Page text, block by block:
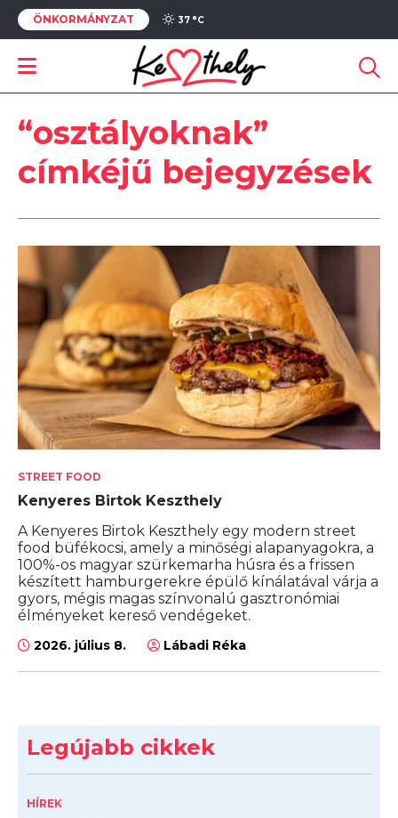
ÖNKORMÁNYZAT 37 °C
“osztályoknak”
címkéjű bejegyzések
STREET FOOD
Kenyeres Birtok Keszthely
A Kenyeres Birtok Keszthely egy modern street
food büfékocsi, amely a minőségi alapanyagokra, a
100%-os magyar szürkemarha húsra és a frissen
készített hamburgerekre épülő kínálatával várja a
gyors, mégis magas színvonalú gasztronómiai
élményeket kereső vendégeket.
2026. július 8. Lábadi Réka
Legújabb cikkek
HÍREK